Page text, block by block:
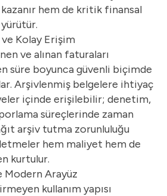
hem de kritik finansal
Kolay Erişim
ve alınan faturaları
süre boyunca güvenli biçimde
Arşivlenmiş belgelere ihtiyaç
içinde erişilebilir; denetim,
süreçlerinde zaman
arşiv tutma zorunluluğu
hem maliyet hem de
kurtulur.
Modern Arayüz
kullanım yapısı